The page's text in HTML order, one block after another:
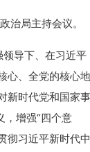
局主持会议。
导下、在习近平
心、全党的核心地
新时代党和国家事
，增强“四个意
彻习近平新时代中